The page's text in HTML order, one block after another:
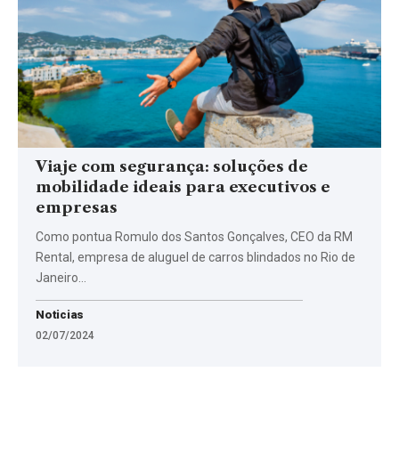
Viaje com segurança: soluções de
mobilidade ideais para executivos e
empresas
Como pontua Romulo dos Santos Gonçalves, CEO da RM
Rental, empresa de aluguel de carros blindados no Rio de
Janeiro…
Noticias
02/07/2024